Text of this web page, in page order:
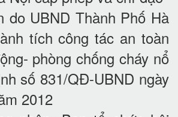
do UBND Thành Phố Hà
tích công tác an toàn
phòng chống cháy nổ
số 831/QĐ-UBND ngày
2012